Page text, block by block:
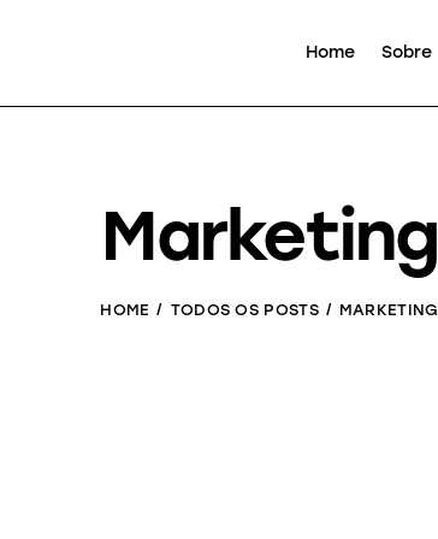
Home Sobre
Marketing
HOME TODOS OS POSTS MARKETING